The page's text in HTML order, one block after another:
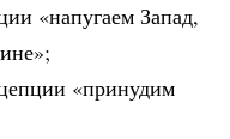
«напугаем Запад,
«принудим